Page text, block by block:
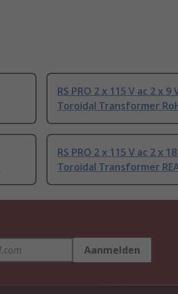
RS PRO 2 x 115 V ac 2 x 9
Toroidal Transformer
RS PRO 2 x 115 V ac 2 x
Toroidal Transformer
Aanmelden